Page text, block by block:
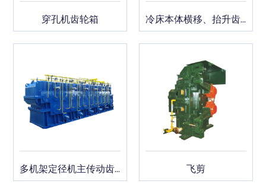
穿孔机齿轮箱 冷床本体横移、抬升齿轮箱
多机架定径机主传动齿轮箱 飞剪